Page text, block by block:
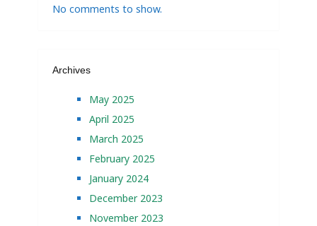
No comments to show.
Archives
May 2025
April 2025
March 2025
February 2025
January 2024
December 2023
November 2023